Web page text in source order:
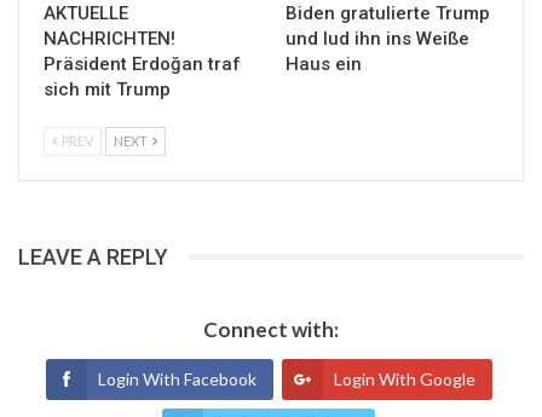
AKTUELLE
NACHRICHTEN!
Präsident Erdoğan traf
sich mit Trump
Biden gratulierte Trump
und lud ihn ins Weiße
Haus ein
PREV NEXT
LEAVE A REPLY
Connect with:
Login With Facebook Login With Google